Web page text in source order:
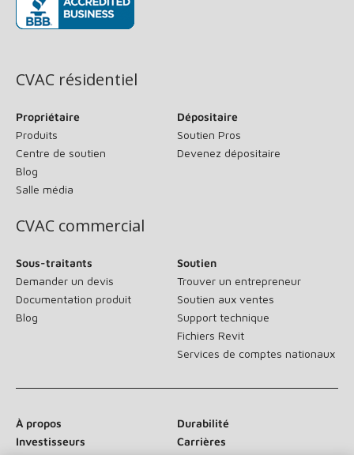
CVAC résidentiel
Propriétaire
Produits
Centre de soutien
Blog
Salle média
Dépositaire
Soutien Pros
Devenez dépositaire
CVAC commercial
Sous-traitants
Demander un devis
Documentation produit
Blog
Soutien
Trouver un entrepreneur
Soutien aux ventes
Support technique
Fichiers Revit
Services de comptes nationaux
À propos
Durabilité
Investisseurs
Carrières